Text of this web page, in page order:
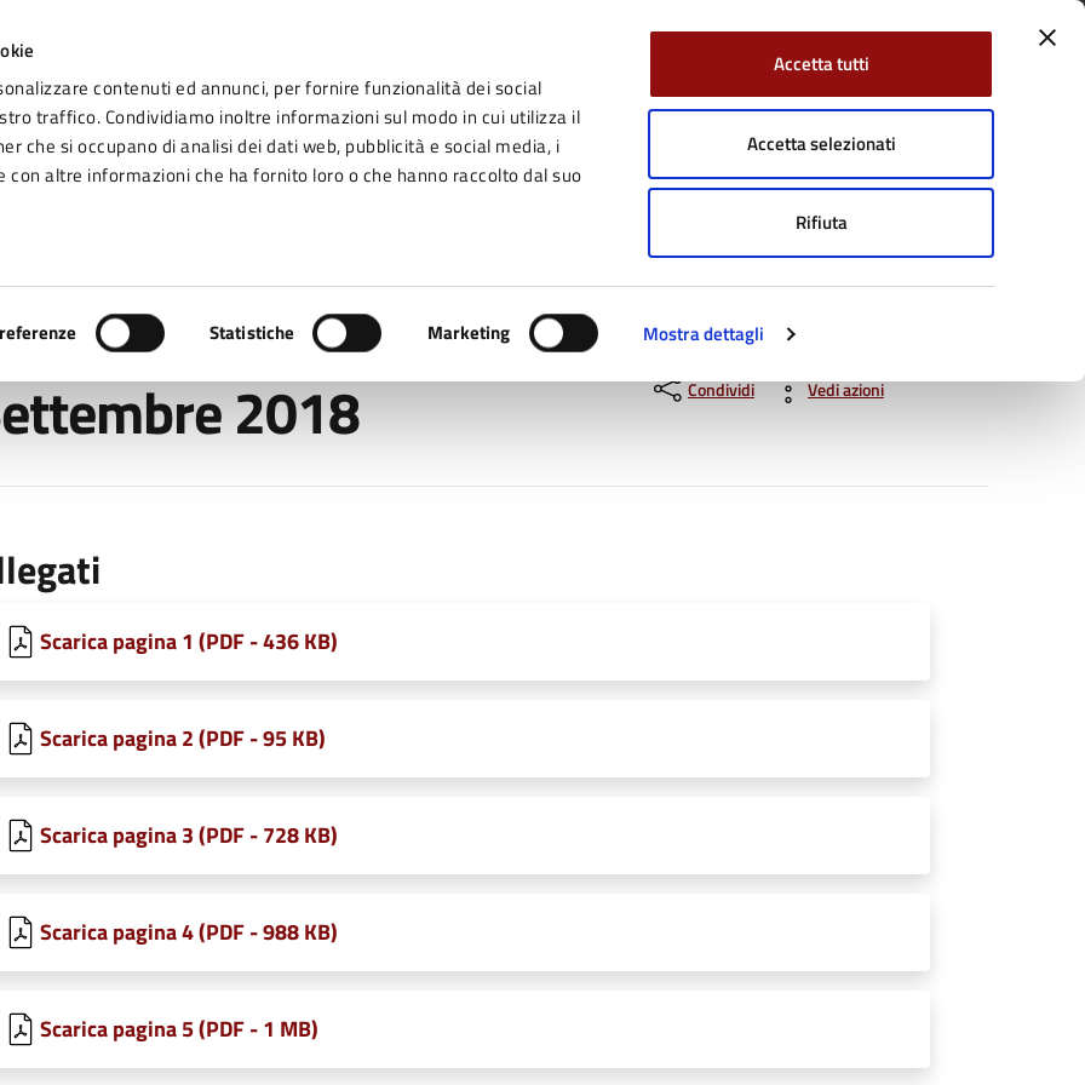
contenuti ed annunci, per fornire funzionalità dei social
traffico. Condividiamo inoltre informazioni sul modo in cui utilizza il
che si occupano di analisi dei dati web, pubblicità e social media, i
altre informazioni che ha fornito loro o che hanno raccolto dal suo
Statistiche Marketing Mostra dettagli
Accetta tutti
Accetta selezionati
Rifiuta
di Fidenza
Seguici su: TwitterYouTube Cerca:
Tutti gli argomenti
Fidentino Il Fidentino n°2 Settembre 2018
2018 Condividi Vedi azioni
Scarica pagina 1 (PDF - 436 KB)
Scarica pagina 2 (PDF - 95 KB)
Scarica pagina 3 (PDF - 728 KB)
Scarica pagina 4 (PDF - 988 KB)
Scarica pagina 5 (PDF - 1 MB)